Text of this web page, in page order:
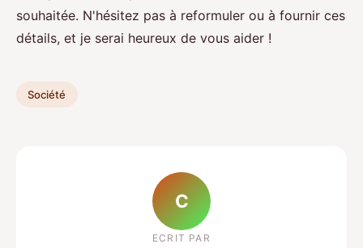
souhaitée. N'hésitez pas à reformuler ou à fournir ces
détails, et je serai heureux de vous aider !
Société
C
ECRIT PAR